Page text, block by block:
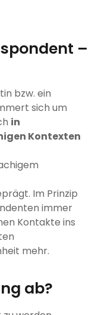
–
bzw. ein
sich um
in
Kontexten
Im Prinzip
immer
Kontakte ins
mehr.
ab?